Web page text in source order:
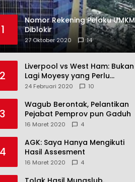
1
Nomor Rekening Pelaku UMKM
Diblokir
27 Oktober 2020 14
2
Liverpool vs West Ham: Bukan
Lagi Moyesy yang Perlu
Ditakuti
24 Februari 2020 10
3
Wagub Berontak, Pelantikan
Pejabat Pemprov pun Gaduh
16 Maret 2020 4
4
AGK: Saya Hanya Mengikuti
Hasil Assesment
16 Maret 2020 4